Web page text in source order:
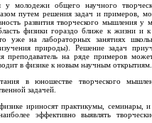
у молодежи общего научного
путем решения задач и примеров,
развития творческого мышления у
физики гораздо ближе к жизни и
уже на лабораторных занятиях
природы). Решение задач
на ряде примеров
в физике к новым научным открытиям.
в юношестве творческого
задачей.
ириносят практикумы, семинары, и
эффективно выявлять